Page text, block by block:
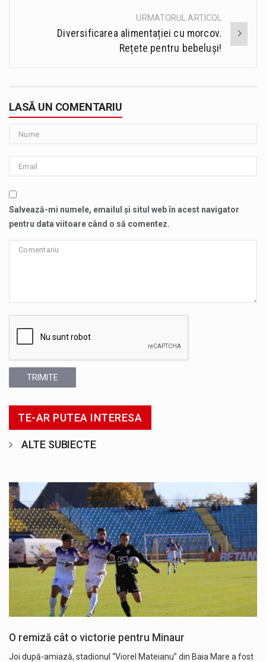
URMATORUL ARTICOL
Diversificarea alimentației cu morcov.
Rețete pentru bebeluși!
LASĂ UN COMENTARIU
Salvează-mi numele, emailul și situl web în acest navigator
pentru data viitoare când o să comentez.
TRIMITE
TE-AR PUTEA INTERESA
ALTE SUBIECTE
O remiză cât o victorie pentru Minaur
Joi după-amiază, stadionul “Viorel Mateianu” din Baia Mare a fost